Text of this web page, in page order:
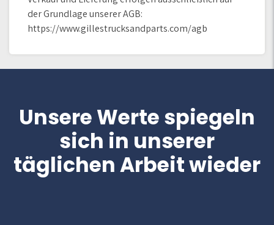
der Grundlage unserer AGB:
https://www.gillestrucksandparts.com/agb
Unsere Werte spiegeln
sich in unserer
täglichen Arbeit wieder